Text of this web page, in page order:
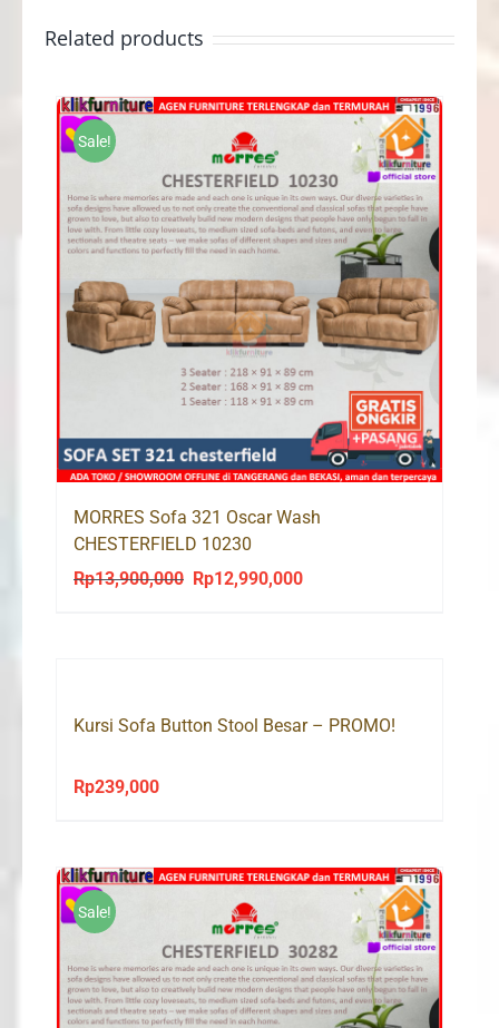
Related products
Sale!
MORRES Sofa 321 Oscar Wash
CHESTERFIELD 10230
Rp13,900,000
Original
Rp12,990,000Current
Kursi Sofa Button Stool Besar – PROMO!
Rp239,000
Sale!